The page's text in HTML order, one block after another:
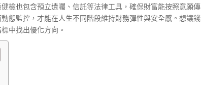
檢也包含預立遺囑、信託等法律工具，確保財富能按照意願傳
態監控，才能在人生不同階段維持財務彈性與安全感。想讓錢
中找出優化方向。